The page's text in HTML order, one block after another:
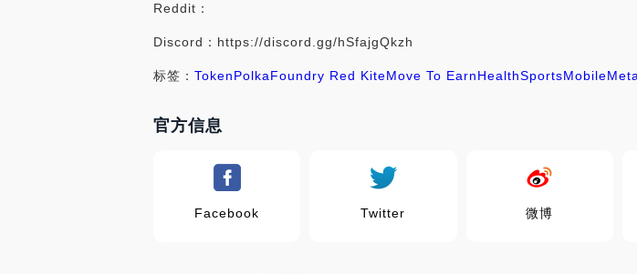
Reddit：
Discord：https://discord.gg/hSfajgQkzh
标签： TokenPolkaFoundry Red KiteMove To EarnHealthSportsMobile
官方信息
Facebook Twitter 微博